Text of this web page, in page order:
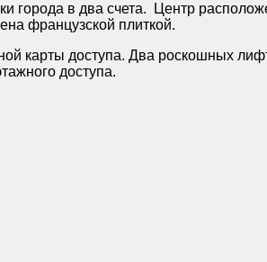
города в два счета. Центр
французской плиткой.
карты доступа. Два роскошных
доступа.